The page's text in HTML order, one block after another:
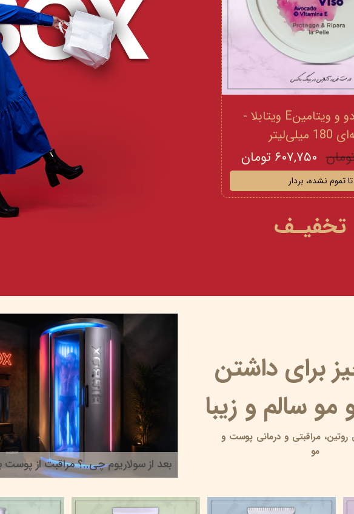
تخفیـف
کرم آووکادو و ویتامینE ویتابلا -
۶۰۷,۷۵۰ تومان
تا تموم نشده، بردار
بعد از سولاریوم چی..؟ مراقبت از پوست
برای داشتن
سالم و زیبا
مراقبتی و درمانی پوست و
مو